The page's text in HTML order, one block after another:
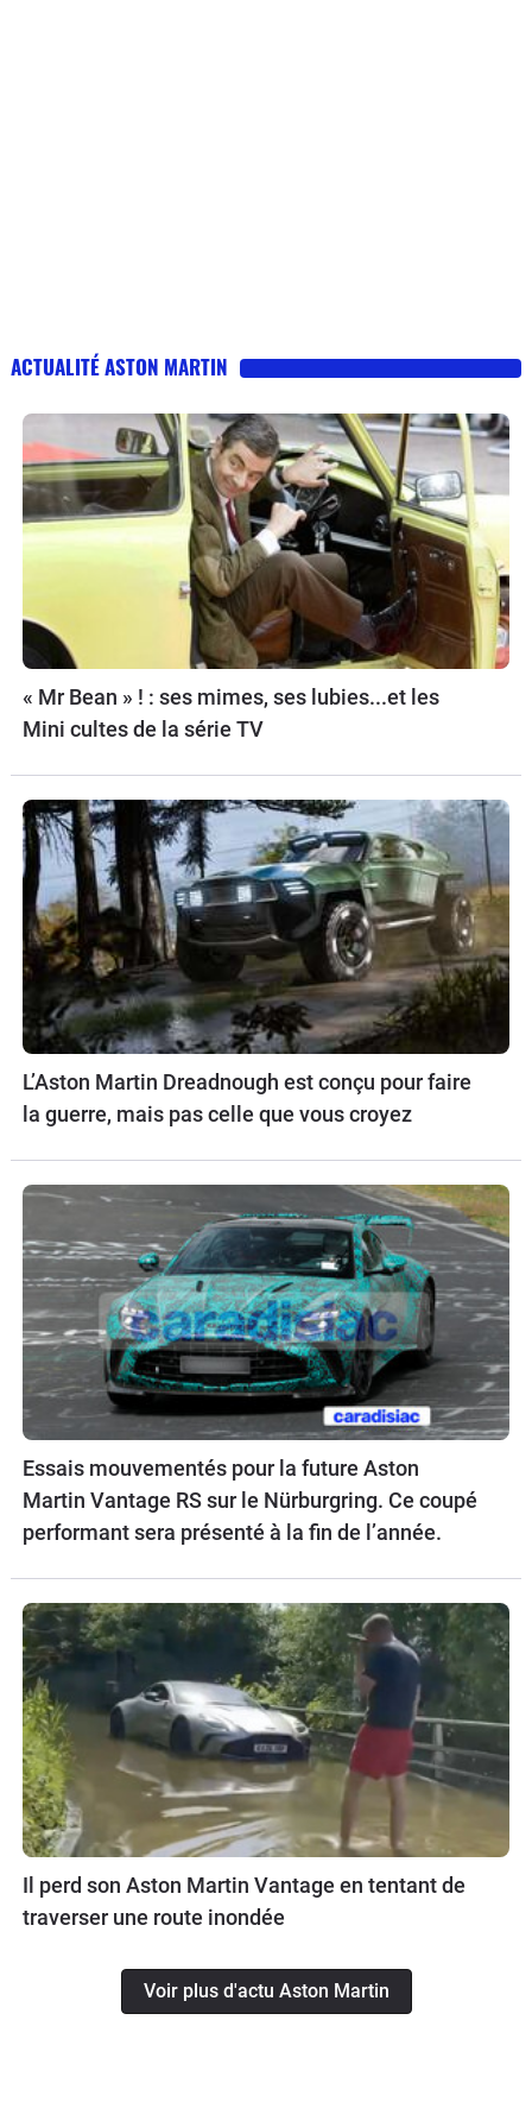
ACTUALITÉ ASTON MARTIN
« Mr Bean » ! : ses mimes, ses lubies...et les
Mini cultes de la série TV
L’Aston Martin Dreadnough est conçu pour faire
la guerre, mais pas celle que vous croyez
Essais mouvementés pour la future Aston
Martin Vantage RS sur le Nürburgring. Ce coupé
performant sera présenté à la fin de l’année.
Il perd son Aston Martin Vantage en tentant de
traverser une route inondée
Voir plus d'actu Aston Martin